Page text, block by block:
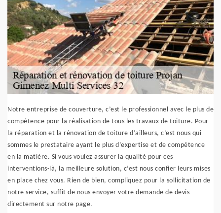
Notre entreprise de couverture, c’est le professionnel avec le plus de
compétence pour la réalisation de tous les travaux de toiture. Pour
la réparation et la rénovation de toiture d’ailleurs, c’est nous qui
sommes le prestataire ayant le plus d’expertise et de compétence
en la matière. Si vous voulez assurer la qualité pour ces
interventions-là, la meilleure solution, c’est nous confier leurs mises
en place chez vous. Rien de bien, compliquez pour la sollicitation de
notre service, suffit de nous envoyer votre demande de devis
directement sur notre page.